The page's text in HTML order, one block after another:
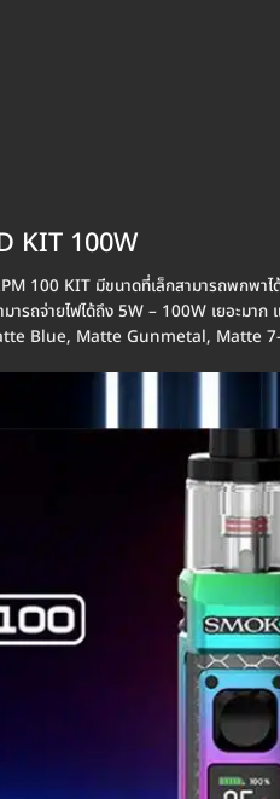
KIT 100W
100 KIT มีขนาดที่เล็กสามารถพกพา
รถจ่ายไฟได้ถึง 5W – 100W เยอะมาก
Blue, Matte Gunmetal, Matte